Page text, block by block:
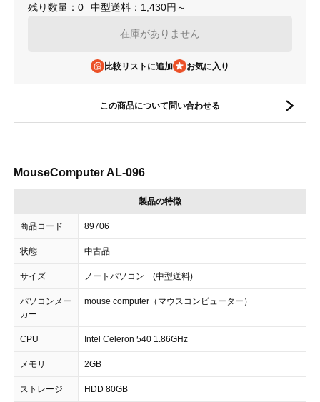
残り数量：0 中型送料：1,430円～
在庫がありません
比較リストに追加
この商品について問い合わせる
MouseComputer AL-096
製品の特徴
商品コード 89706
状態 中古品
サイズ ノートパソコン (中型送料)
パソコンメー
カー
mouse computer（マウスコンピューター）
CPU Intel Celeron 540 1.86GHz
メモリ 2GB
ストレージ HDD 80GB